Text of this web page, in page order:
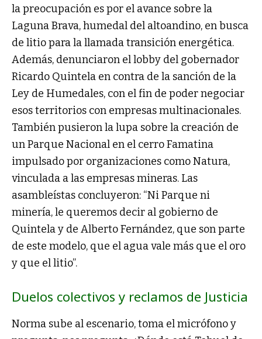
la preocupación es por el avance sobre la
Laguna Brava, humedal del altoandino, en busca
de litio para la llamada transición energética.
Además, denunciaron el lobby del gobernador
Ricardo Quintela en contra de la sanción de la
Ley de Humedales, con el fin de poder negociar
esos territorios con empresas multinacionales.
También pusieron la lupa sobre la creación de
un Parque Nacional en el cerro Famatina
impulsado por organizaciones como Natura,
vinculada a las empresas mineras. Las
asambleístas concluyeron: “Ni Parque ni
minería, le queremos decir al gobierno de
Quintela y de Alberto Fernández, que son parte
de este modelo, que el agua vale más que el oro
y que el litio”.
Duelos colectivos y reclamos de Justicia
Norma sube al escenario, toma el micrófono y